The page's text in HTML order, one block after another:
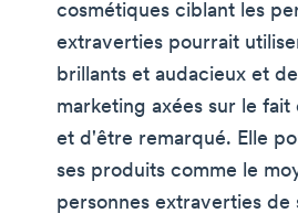
cosmétiques ciblant les
extraverties pourrait
brillants et audacieux et
marketing axées sur le
et d'être remarqué. Elle
ses produits comme le
personnes extraverties